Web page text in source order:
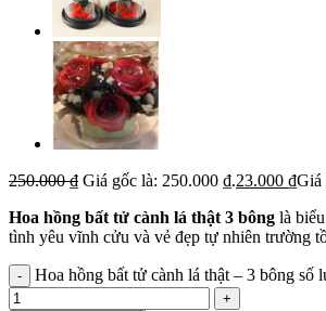
250.000₫ Giá gốc là: 250.000 ₫.23.000 ₫Giá
Hoa hồng bất tử cành lá thật 3 bông là
tình yêu vĩnh cửu và vẻ đẹp tự nhiên trường
Hoa hồng bất tử cành lá thật – 3 bông số